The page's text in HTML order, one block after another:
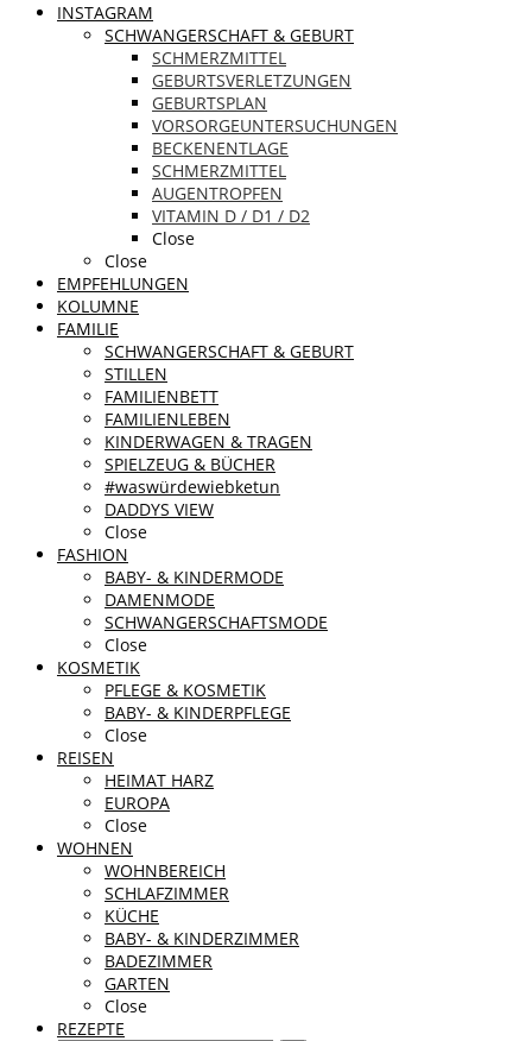
INSTAGRAM
SCHWANGERSCHAFT & GEBURT
SCHMERZMITTEL
GEBURTSVERLETZUNGEN
GEBURTSPLAN
VORSORGEUNTERSUCHUNGEN
BECKENENTLAGE
SCHMERZMITTEL
AUGENTROPFEN
VITAMIN D / D1 / D2
Close
Close
EMPFEHLUNGEN
KOLUMNE
FAMILIE
SCHWANGERSCHAFT & GEBURT
STILLEN
FAMILIENBETT
FAMILIENLEBEN
KINDERWAGEN & TRAGEN
SPIELZEUG & BÜCHER
#waswürdewiebketun
DADDYS VIEW
Close
FASHION
BABY- & KINDERMODE
DAMENMODE
SCHWANGERSCHAFTSMODE
Close
KOSMETIK
PFLEGE & KOSMETIK
BABY- & KINDERPFLEGE
Close
REISEN
HEIMAT HARZ
EUROPA
Close
WOHNEN
WOHNBEREICH
SCHLAFZIMMER
KÜCHE
BABY- & KINDERZIMMER
BADEZIMMER
GARTEN
Close
REZEPTE